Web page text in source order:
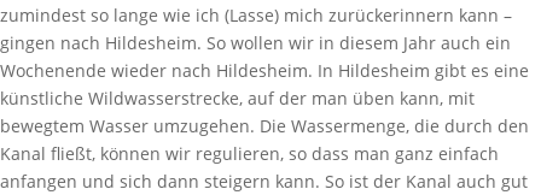
zumindest so lange wie ich (Lasse) mich zurückerinnern kann –
gingen nach Hildesheim. So wollen wir in diesem Jahr auch ein
Wochenende wieder nach Hildesheim. In Hildesheim gibt es eine
künstliche Wildwasserstrecke, auf der man üben kann, mit
bewegtem Wasser umzugehen. Die Wassermenge, die durch den
Kanal fließt, können wir regulieren, so dass man ganz einfach
anfangen und sich dann steigern kann. So ist der Kanal auch gut